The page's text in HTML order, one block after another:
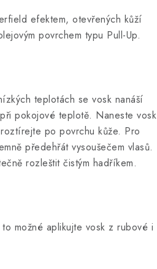
efektem, otevřených kůží
povrchem typu Pull-Up.
teplotách se vosk nanáší
pokojové teplotě. Naneste vosk
po povrchu kůže. Pro
předehřát vysoušečem vlasů.
rozleštit čistým hadříkem.
možné aplikujte vosk z rubové i